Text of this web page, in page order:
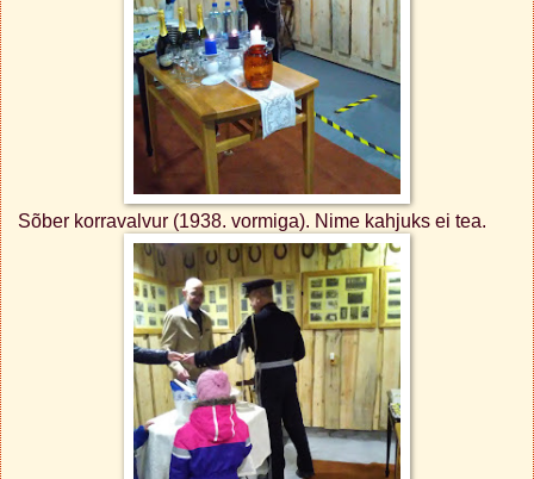
Sõber korravalvur (1938. vormiga). Nime kahjuks ei tea.